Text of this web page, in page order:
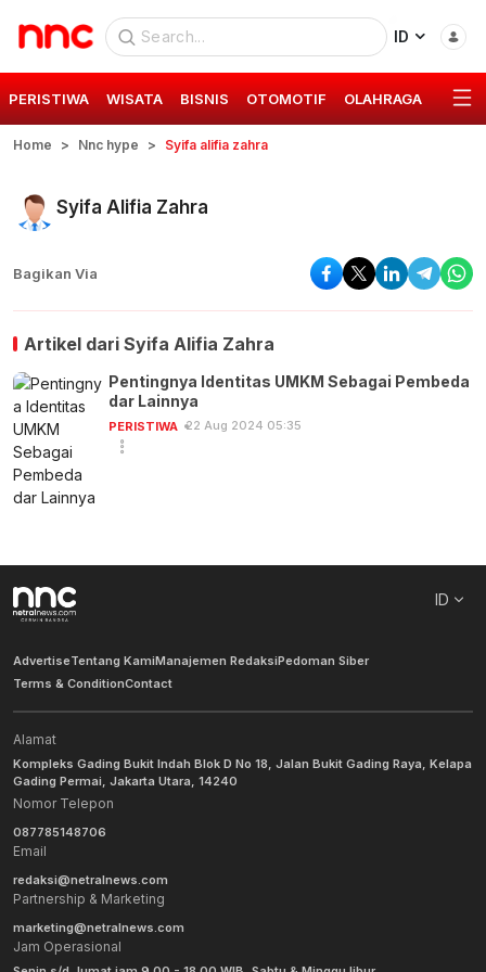
ID
PERISTIWA WISATA BISNIS OTOMOTIF OLAHRAGA GAYA
Home Nnc hype Syifa alifia zahra
Syifa Alifia Zahra
Bagikan Via
Artikel dari Syifa Alifia Zahra
Pentingnya Identitas UMKM Sebagai Pembeda
dar Lainnya
PERISTIWA 22 Aug 2024 05:35
ID
AdvertiseTentang KamiManajemen RedaksiPedoman Siber
Terms & ConditionContact
Alamat
Kompleks Gading Bukit Indah Blok D No 18, Jalan Bukit Gading Raya, Kelapa
Gading Permai, Jakarta Utara, 14240
Nomor Telepon
087785148706
Email
redaksi@netralnews.com
Partnership & Marketing
marketing@netralnews.com
Jam Operasional